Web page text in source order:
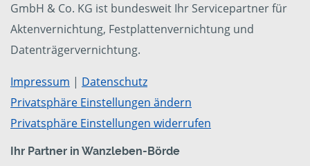
GmbH & Co. KG ist bundesweit Ihr Servicepartner für
Aktenvernichtung, Festplattenvernichtung und
Datenträgervernichtung.
Impressum | Datenschutz
Privatsphäre Einstellungen ändern
Privatsphäre Einstellungen widerrufen
Ihr Partner in Wanzleben-Börde